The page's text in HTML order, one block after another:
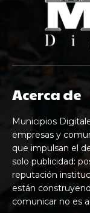
Acerca de
Municipios
empresas y
que impulsan el
solo publicidad:
reputación
están
comunicar no es